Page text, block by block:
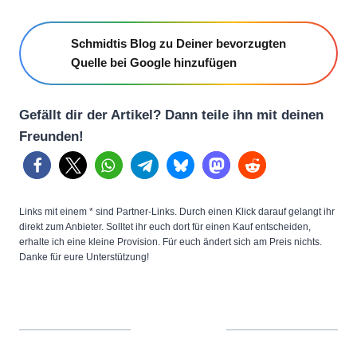
Schmidtis Blog zu Deiner bevorzugten
Quelle bei Google hinzufügen
Gefällt dir der Artikel? Dann teile ihn mit deinen
Freunden!
Links mit einem * sind Partner-Links. Durch einen Klick darauf gelangt ihr
direkt zum Anbieter. Solltet ihr euch dort für einen Kauf entscheiden,
erhalte ich eine kleine Provision. Für euch ändert sich am Preis nichts.
Danke für eure Unterstützung!